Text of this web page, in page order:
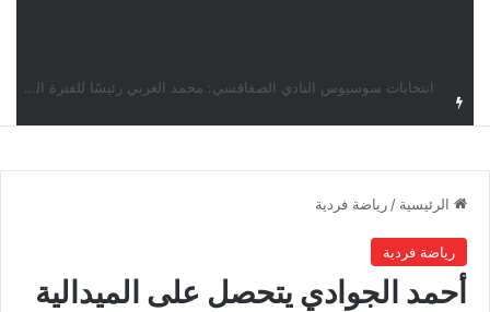
الرئيسية / رياضة فردية
رياضة فردية
أحمد الجوادي يتحصل على الميدالية